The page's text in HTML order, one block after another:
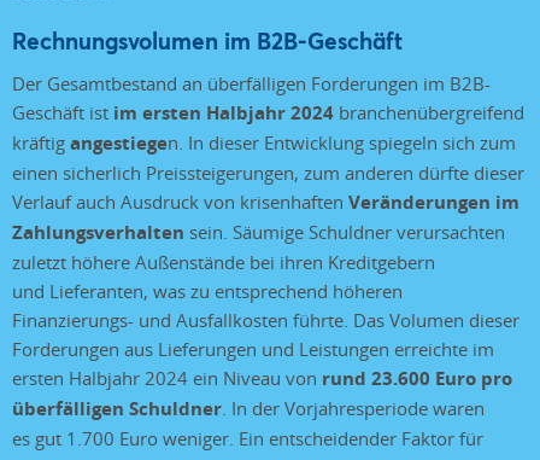
Rechnungsvolumen im B2B-Geschäft
Der Gesamtbestand an überfälligen Forderungen im B2B-
Geschäft ist im ersten Halbjahr 2024 branchenübergreifend
kräftig angestiegen. In dieser Entwicklung spiegeln sich zum
einen sicherlich Preissteigerungen, zum anderen dürfte dieser
Verlauf auch Ausdruck von krisenhaften Veränderungen im
Zahlungsverhalten sein. Säumige Schuldner verursachten
zuletzt höhere Außenstände bei ihren Kreditgebern
und Lieferanten, was zu entsprechend höheren
Finanzierungs- und Ausfallkosten führte. Das Volumen dieser
Forderungen aus Lieferungen und Leistungen erreichte im
ersten Halbjahr 2024 ein Niveau von rund 23.600 Euro pro
überfälligen Schuldner. In der Vorjahresperiode waren
es gut 1.700 Euro weniger. Ein entscheidender Faktor für